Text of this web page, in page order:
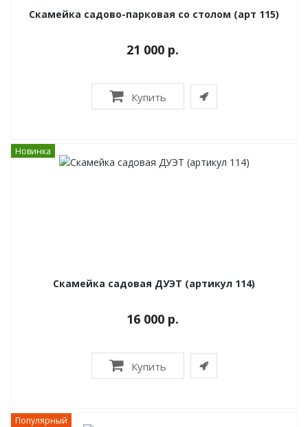
Скамейка садово-парковая со столом (арт 115)
21 000 р.
Купить
Новинка
Скамейка садовая ДУЭТ (артикул 114)
16 000 р.
Купить
Популярный